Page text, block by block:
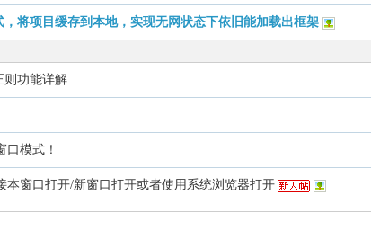
将项目缓存到本地，实现无网状态下依旧能加载出框架
则功能详解
口模式！
本窗口打开/新窗口打开或者使用系统浏览器打开